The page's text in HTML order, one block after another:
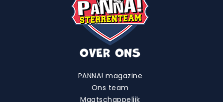
OVER ONS
PANNA! magazine
Ons team
Maatschappelijk